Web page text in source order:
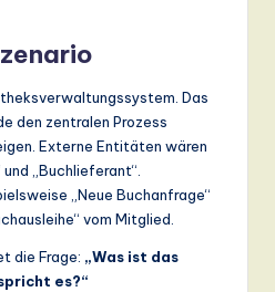
Das
den zentralen Prozess
Externe Entitäten wären
„Buchlieferant“.
„Neue Buchanfrage“
vom Mitglied.
die Frage: „Was ist das
es?“